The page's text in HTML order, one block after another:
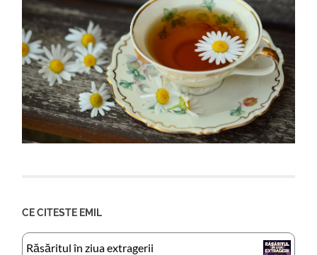
CE CITESTE EMIL
Răsăritul în ziua extragerii